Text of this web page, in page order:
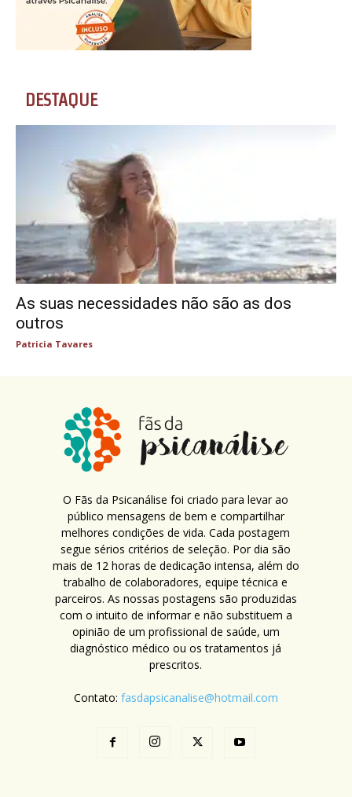
DESTAQUE
As suas necessidades não são as dos
outros
Patricia Tavares
O Fãs da Psicanálise foi criado para levar ao
público mensagens de bem e compartilhar
melhores condições de vida. Cada postagem
segue sérios critérios de seleção. Por dia são
mais de 12 horas de dedicação intensa, além do
trabalho de colaboradores, equipe técnica e
parceiros. As nossas postagens são produzidas
com o intuito de informar e não substituem a
opinião de um profissional de saúde, um
diagnóstico médico ou os tratamentos já
prescritos.
Contato: fasdapsicanalise@hotmail.com